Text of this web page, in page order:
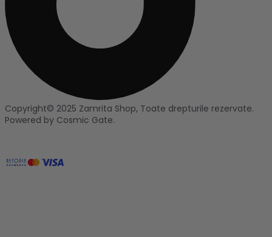
Copyright© 2025 Zamrita Shop, Toate drepturile rezervate.
Powered by Cosmic Gate.